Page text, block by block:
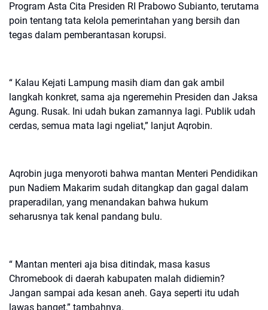
Program Asta Cita Presiden RI Prabowo Subianto, terutama
poin tentang tata kelola pemerintahan yang bersih dan
tegas dalam pemberantasan korupsi.
“ Kalau Kejati Lampung masih diam dan gak ambil
langkah konkret, sama aja ngeremehin Presiden dan Jaksa
Agung. Rusak. Ini udah bukan zamannya lagi. Publik udah
cerdas, semua mata lagi ngeliat,” lanjut Aqrobin.
Aqrobin juga menyoroti bahwa mantan Menteri Pendidikan
pun Nadiem Makarim sudah ditangkap dan gagal dalam
praperadilan, yang menandakan bahwa hukum
seharusnya tak kenal pandang bulu.
“ Mantan menteri aja bisa ditindak, masa kasus
Chromebook di daerah kabupaten malah didiemin?
Jangan sampai ada kesan aneh. Gaya seperti itu udah
lawas banget,” tambahnya.